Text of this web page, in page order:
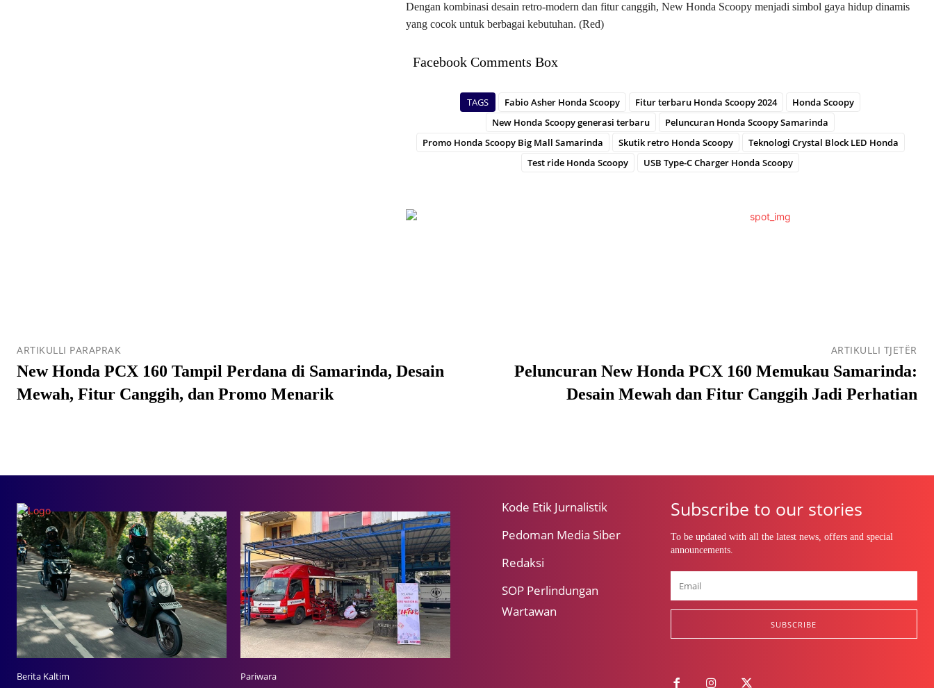
Dengan kombinasi desain retro-modern dan fitur canggih, New Honda Scoopy menjadi simbol gaya hidup dinamis
yang cocok untuk berbagai kebutuhan. (Red)
Facebook Comments Box
TAGS Fabio Asher Honda Scoopy Fitur terbaru Honda Scoopy 2024
Honda Scoopy
New Honda Scoopy generasi terbaru
Peluncuran Honda Scoopy Samarinda
Promo Honda Scoopy Big Mall Samarinda
Skutik retro Honda Scoopy
Teknologi Crystal Block LED Honda
Test ride Honda Scoopy
USB Type-C Charger Honda Scoopy
ARTIKULLI PARAPRAK
New Honda PCX 160 Tampil Perdana di Samarinda, Desain
Mewah, Fitur Canggih, dan Promo Menarik
ARTIKULLI TJETËR
Peluncuran New Honda PCX 160 Memukau Samarinda:
Desain Mewah dan Fitur Canggih Jadi Perhatian
Berita Kaltim Pariwara
Kode Etik Jurnalistik
Pedoman Media Siber
Redaksi
SOP Perlindungan
Wartawan
Subscribe to our stories
To be updated with all the latest news, offers and special
announcements.
SUBSCRIBE